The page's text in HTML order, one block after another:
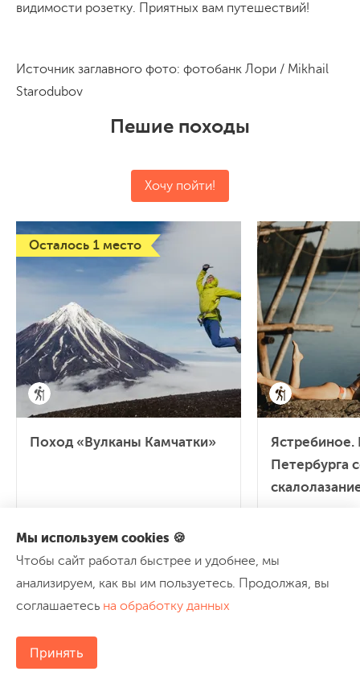
Мы используем cookies 🍪
Чтобы сайт работал быстрее и удобнее, мы
анализируем, как вы им пользуетесь. Продолжая, вы
соглашаетесь на обработку данных
Принять
видимости розетку. Приятных вам путешествий!
Источник заглавного фото: фотобанк Лори / Mikhail
Starodubov
Пешие походы
Хочу пойти!
Осталось 1 место
Поход «Вулканы Камчатки»
70 км Средней сложности
86 000 ₽ ЧЕРЕЗ 14 ЧАСОВ
Ястребиное.
Петербурга
7 900 ₽